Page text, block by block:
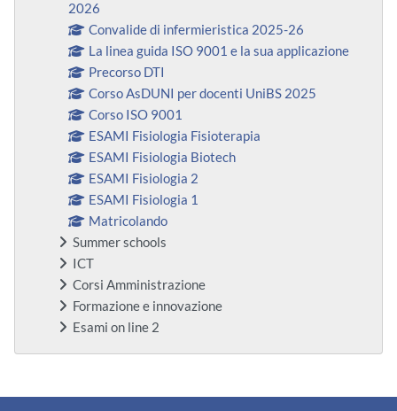
2026
Convalide di infermieristica 2025-26
La linea guida ISO 9001 e la sua applicazione
Precorso DTI
Corso AsDUNI per docenti UniBS 2025
Corso ISO 9001
ESAMI Fisiologia Fisioterapia
ESAMI Fisiologia Biotech
ESAMI Fisiologia 2
ESAMI Fisiologia 1
Matricolando
Summer schools
ICT
Corsi Amministrazione
Formazione e innovazione
Esami on line 2
Blocchi supplementari